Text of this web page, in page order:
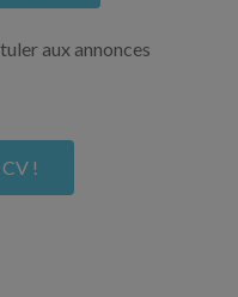
aux annonces
!